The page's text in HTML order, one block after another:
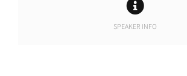
SPEAKER INFO